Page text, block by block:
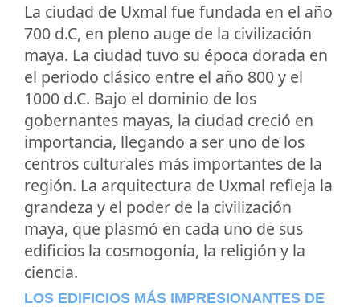
La ciudad de Uxmal fue fundada en el año
700 d.C, en pleno auge de la civilización
maya. La ciudad tuvo su época dorada en
el periodo clásico entre el año 800 y el
1000 d.C. Bajo el dominio de los
gobernantes mayas, la ciudad creció en
importancia, llegando a ser uno de los
centros culturales más importantes de la
región. La arquitectura de Uxmal refleja la
grandeza y el poder de la civilización
maya, que plasmó en cada uno de sus
edificios la cosmogonía, la religión y la
ciencia.
LOS EDIFICIOS MÁS IMPRESIONANTES DE